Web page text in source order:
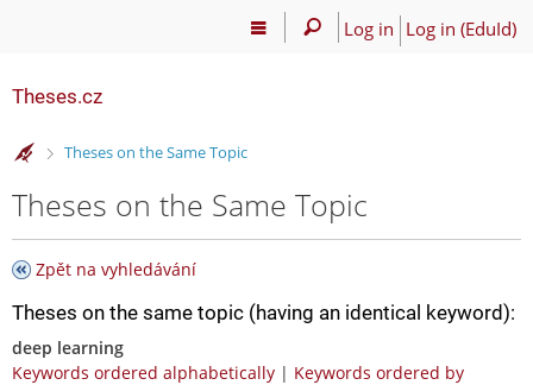
Log in Log in (EduId)
Theses.cz
>
Theses on the Same Topic
Theses on the Same Topic
Zpět na vyhledávání
Theses on the same topic (having an identical keyword):
deep learning
Keywords ordered alphabetically | Keywords ordered by